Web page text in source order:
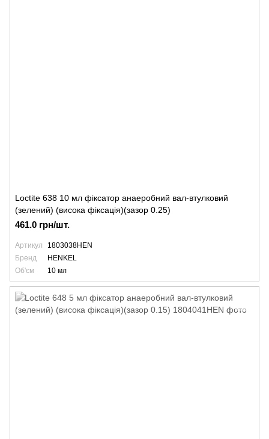
Loctite 638 10 мл фіксатор анаеробний вал-втулковий
(зелений) (висока фіксація)(зазор 0.25)
461.0 грн/шт.
Артикул
1803038HEN
Бренд
HENKEL
Об'єм
10 мл